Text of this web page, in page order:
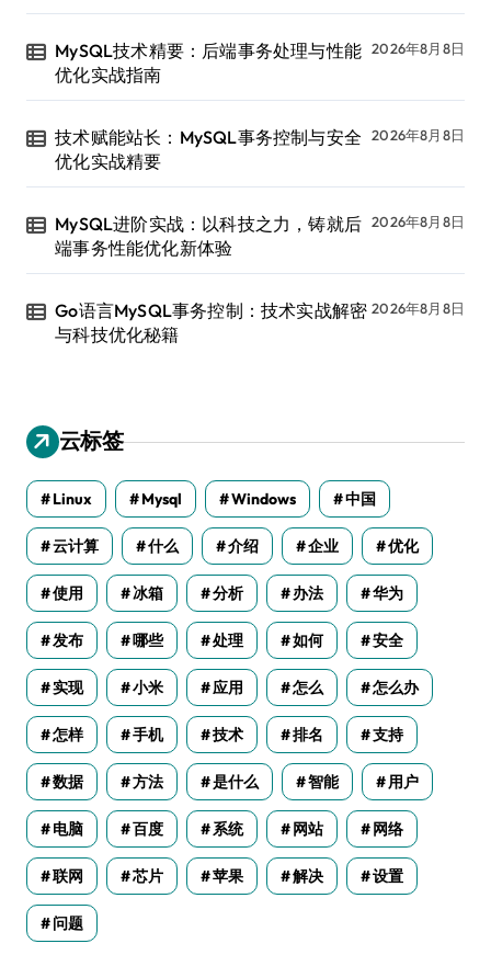
MySQL技术精要：后端事务处理与性能
优化实战指南
2026年8月8日
技术赋能站长：MySQL事务控制与安全
优化实战精要
2026年8月8日
MySQL进阶实战：以科技之力，铸就后
端事务性能优化新体验
2026年8月8日
Go语言MySQL事务控制：技术实战解密
与科技优化秘籍
2026年8月8日
云标签
Linux Mysql Windows 中国
云计算 什么 介绍 企业 优化
使用 冰箱 分析 办法 华为
发布 哪些 处理 如何 安全
实现 小米 应用 怎么 怎么办
怎样 手机 技术 排名 支持
数据 方法 是什么 智能 用户
电脑 百度 系统 网站 网络
联网 芯片 苹果 解决 设置
问题